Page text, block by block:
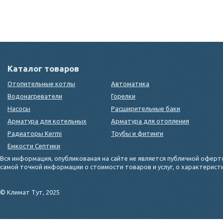
Каталог товаров
Отопительные котлы
Автоматика
Водонагреватели
Горелки
Насосы
Расширительные баки
Арматура для котельных
Арматура для отопления
Радиаторы Kermi
Трубы и фитинги
Емкости Септики
Вся информация, опубликованая на сайте не является публичной
самой точной информации о стоимости товаров и услуг, о
© Климат Тут, 2025